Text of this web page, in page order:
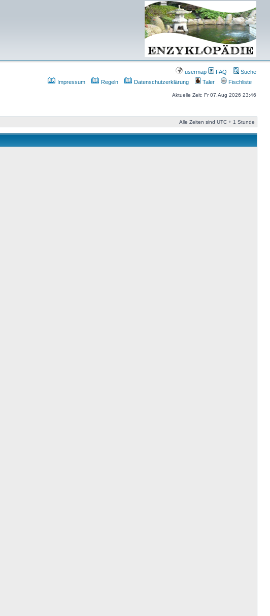
usermap FAQ
Suche
Impressum
Regeln Datenschutzerklärung Taler Fischliste
Aktuelle Zeit: Fr 07.Aug 2026 23:46
Alle Zeiten sind UTC + 1 Stunde